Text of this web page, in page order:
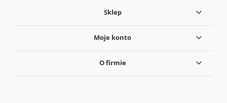
Sklep
Moje konto
O firmie